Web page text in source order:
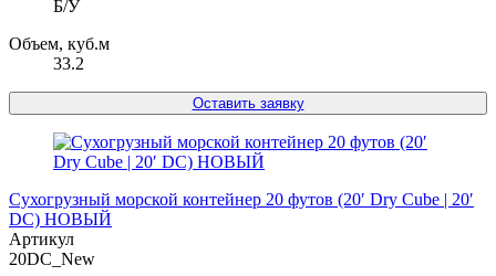
Б/У
Объем, куб.м
33.2
Оставить заявку
Сухогрузный морской контейнер 20 футов (20′ Dry Cube | 20′
DC) НОВЫЙ
Артикул
20DC_New